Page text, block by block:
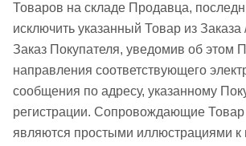
Товаров на складе Продавца,
исключить указанный Товар из Заказа
Заказ Покупателя, уведомив об этом
направления соответствующего
сообщения по адресу, указанному
регистрации. Сопровождающие
являются простыми иллюстрациями к